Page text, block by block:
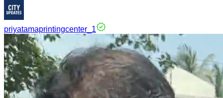
priyatamaprintingcenter_1